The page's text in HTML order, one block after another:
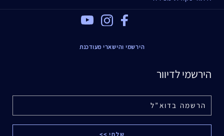
Facebook
הירשמי והישארי מעודכנת
הירשמי לדיוור